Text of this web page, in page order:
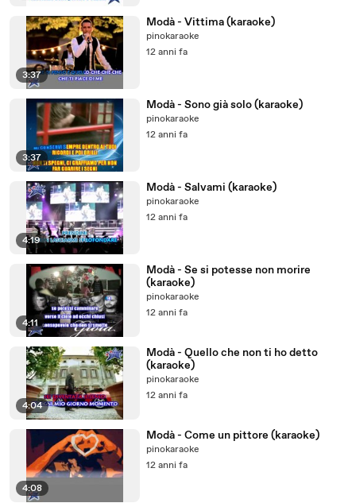
3:37
Modà - Vittima (karaoke)
pinokaraoke
12 anni fa
3:37
Modà - Sono già solo (karaoke)
pinokaraoke
12 anni fa
4:19
Modà - Salvami (karaoke)
pinokaraoke
12 anni fa
4:11
Modà - Se si potesse non morire
(karaoke)
pinokaraoke
12 anni fa
4:04
Modà - Quello che non ti ho detto
(karaoke)
pinokaraoke
12 anni fa
4:08
Modà - Come un pittore (karaoke)
pinokaraoke
12 anni fa